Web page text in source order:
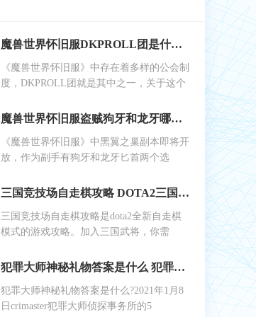
魔兽世界怀旧服DKPROLL团是什么？
《魔兽世界怀旧服》中存在着多样的公会制
度，DKPROLL团就是其中之一，关于这个
魔兽世界怀旧服盗贼狗牙和龙牙哪个做副手好？
《魔兽世界怀旧服》中黑翼之巢副本即将开
放，作为副手有狗牙和龙牙匕首两个选
三国竞技场自走棋攻略 DOTA2三国竞技场自走棋阵容推荐(附武将羁绊图鉴)
三国竞技场自走棋攻略是dota2全新自走棋
模式的游戏攻略。加入三国武将，你需
犯罪大师神秘礼物答案是什么 犯罪大师1月8日侦探事务所5星任务答案
犯罪大师神秘礼物答案是什么?2021年1月8
日crimaster犯罪大师侦探事务所的5